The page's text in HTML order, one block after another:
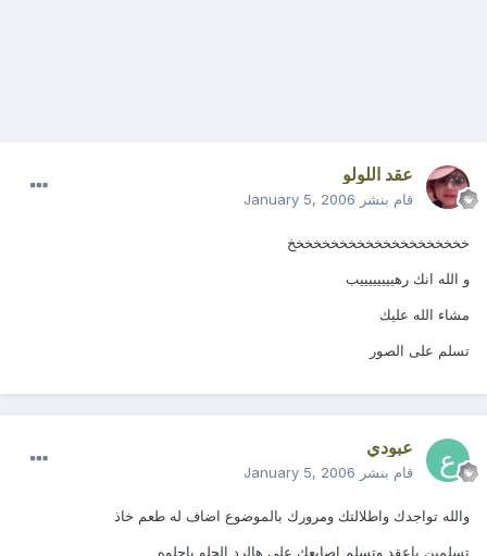
عقد اللولو
قام بنشر January 5, 2006
خخخخخخخخخخخخخخخخخخخخخ
و الله انك رهييييييييب
مشاء الله عليك
تسلم على الصور
عبودي
قام بنشر January 5, 2006
والله تواجدك واطلالتك ومرورك بالموضوع اضاف له طعم خاذ
تسلمين ياعقد وتسلم اصابعك على هالرد الحلو ياحلوه